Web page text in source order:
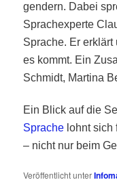
gendern. Dabei
Sprachexperte
Sprache. Er
es kommt. Ein
Schmidt, Martina
Ein Blick auf die
Sprache lohnt
– nicht nur beim
Veröffentlicht unter